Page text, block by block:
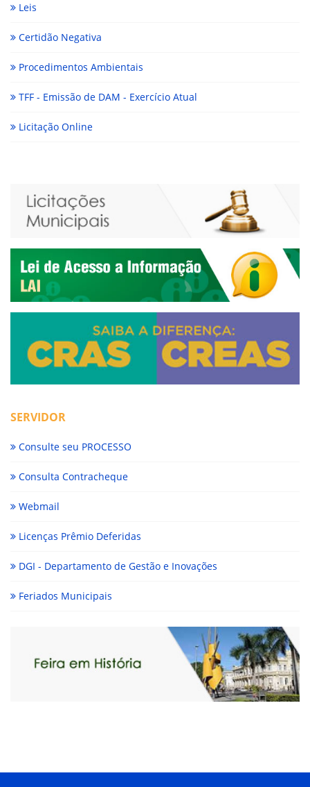
Leis
Certidão Negativa
Procedimentos Ambientais
TFF - Emissão de DAM - Exercício Atual
Licitação Online
SERVIDOR
Consulte seu PROCESSO
Consulta Contracheque
Webmail
Licenças Prêmio Deferidas
DGI - Departamento de Gestão e Inovações
Feriados Municipais